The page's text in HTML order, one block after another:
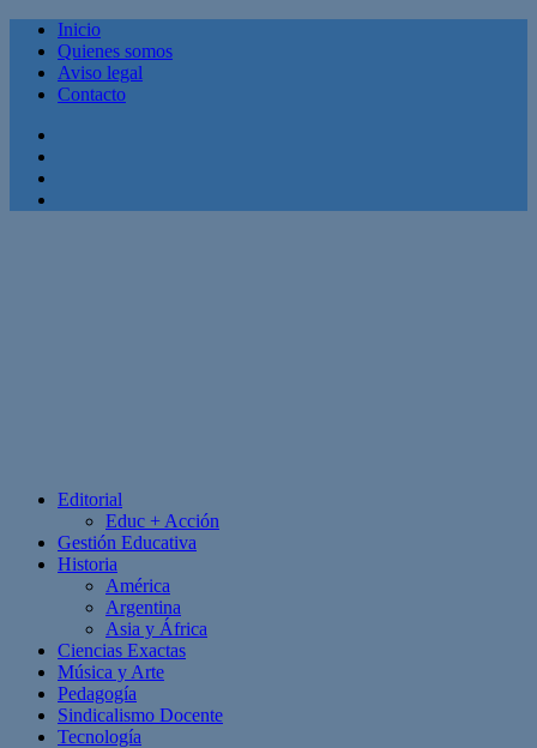
Inicio
Quienes somos
Aviso legal
Contacto
Editorial
Educ + Acción
Gestión Educativa
Historia
América
Argentina
Asia y África
Ciencias Exactas
Música y Arte
Pedagogía
Sindicalismo Docente
Tecnología